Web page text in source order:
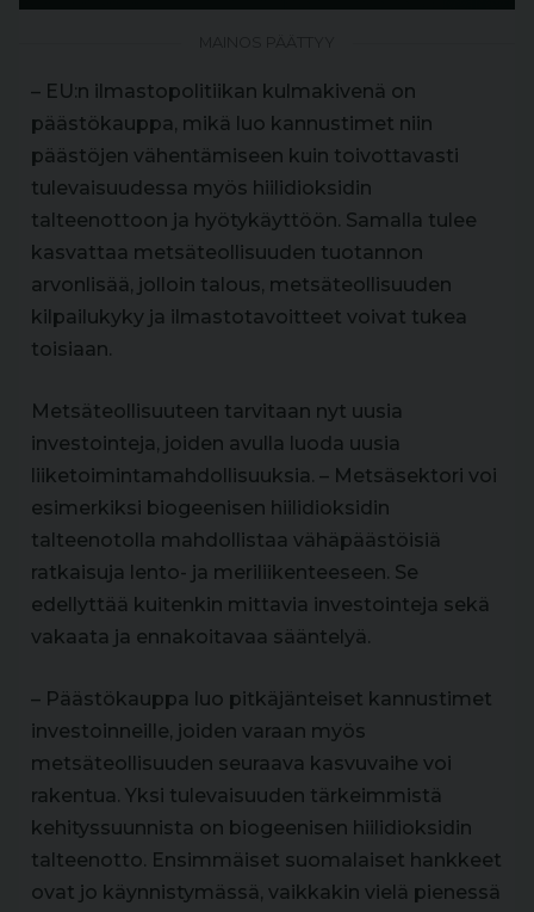
– EU:n ilmastopolitiikan kulmakivenä on
päästökauppa, mikä luo kannustimet niin
päästöjen vähentämiseen kuin toivottavasti
tulevaisuudessa myös hiilidioksidin
talteenottoon ja hyötykäyttöön. Samalla tulee
kasvattaa metsäteollisuuden tuotannon
arvonlisää, jolloin talous, metsäteollisuuden
kilpailukyky ja ilmastotavoitteet voivat tukea
toisiaan.
Metsäteollisuuteen tarvitaan nyt uusia
investointeja, joiden avulla luoda uusia
liiketoimintamahdollisuuksia. – Metsäsektori voi
esimerkiksi biogeenisen hiilidioksidin
talteenotolla mahdollistaa vähäpäästöisiä
ratkaisuja lento- ja meriliikenteeseen. Se
edellyttää kuitenkin mittavia investointeja sekä
vakaata ja ennakoitavaa sääntelyä.
– Päästökauppa luo pitkäjänteiset kannustimet
investoinneille, joiden varaan myös
metsäteollisuuden seuraava kasvuvaihe voi
rakentua. Yksi tulevaisuuden tärkeimmistä
kehityssuunnista on biogeenisen hiilidioksidin
talteenotto. Ensimmäiset suomalaiset hankkeet
ovat jo käynnistymässä, vaikkakin vielä pienessä